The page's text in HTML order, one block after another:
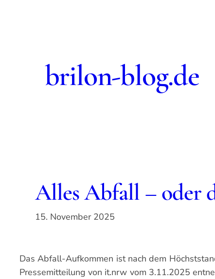
brilon-blog.de
Alles Abfall – oder
15. November 2025
Das Abfall-Aufkommen ist nach dem
Pressemitteilung von it.nrw vom 3.11.2025